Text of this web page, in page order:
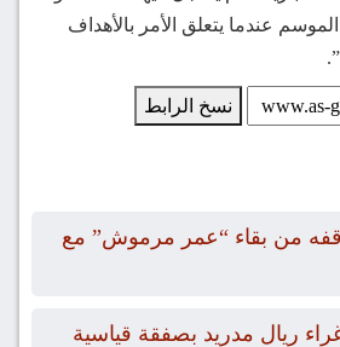
عندما يتعلق الأمر بالأهداف
نسخ الرابط
من بقاء “عمر مرموش” مع
ريال مدريد بصفقة قياسية